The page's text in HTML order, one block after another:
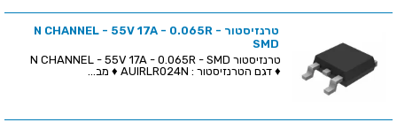
טרנזיסטור N CHANNEL - 55V 17A - 0.065R -
SMD
♦ דגם הטרנזיסטור : AUIRLR024N ♦ מב...